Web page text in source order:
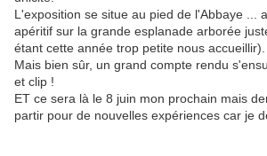
L'exposition se situe au pied de l'Abbaye ...
apéritif sur la grande esplanade arborée
étant cette année trop petite nous accueillir).
Mais bien sûr, un grand compte rendu
et clip !
ET ce sera là le 8 juin mon prochain mais
partir pour de nouvelles expériences car je